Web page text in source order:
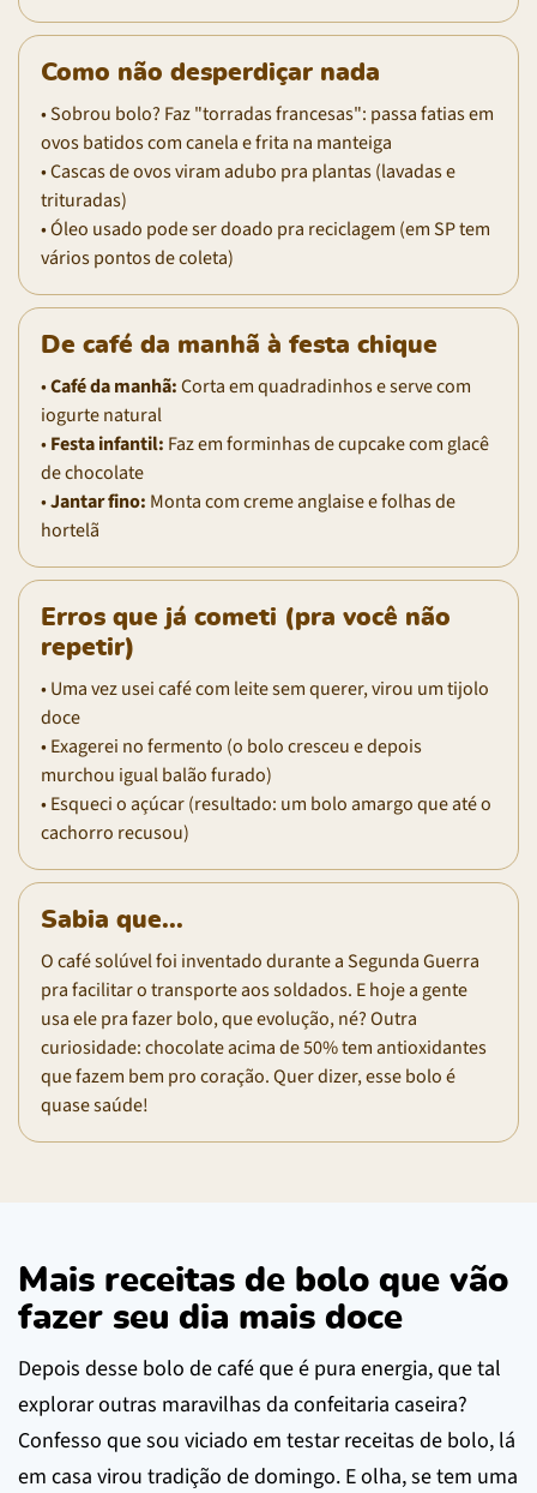
Como não desperdiçar nada
• Sobrou bolo? Faz "torradas francesas": passa fatias em
ovos batidos com canela e frita na manteiga
• Cascas de ovos viram adubo pra plantas (lavadas e
trituradas)
• Óleo usado pode ser doado pra reciclagem (em SP tem
vários pontos de coleta)
De café da manhã à festa chique
•Café da manhã:Corta em quadradinhos e serve com
iogurte natural
•Festa infantil: Faz em forminhas de cupcake com glacê
de chocolate
•Jantar fino: Monta com creme anglaise e folhas de
hortelã
Erros que já cometi (pra você não
repetir)
• Uma vez usei café com leite sem querer, virou um tijolo
doce
• Exagerei no fermento (o bolo cresceu e depois
murchou igual balão furado)
• Esqueci o açúcar (resultado: um bolo amargo que até o
cachorro recusou)
Sabia que...
O café solúvel foi inventado durante a Segunda Guerra
pra facilitar o transporte aos soldados. E hoje a gente
usa ele pra fazer bolo, que evolução, né? Outra
curiosidade: chocolate acima de 50% tem antioxidantes
que fazem bem pro coração. Quer dizer, esse bolo é
quase saúde!
Mais receitas de bolo que vão
fazer seu dia mais doce
Depois desse bolo de café que é pura energia, que tal
explorar outras maravilhas da confeitaria caseira?
Confesso que sou viciado em testar receitas de bolo, lá
em casa virou tradição de domingo. E olha, se tem uma